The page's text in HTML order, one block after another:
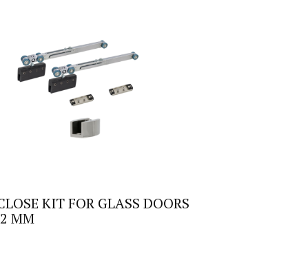
KIT FOR GLASS DOORS
MM